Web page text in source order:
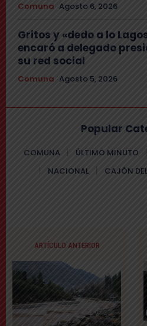
Comuna Agosto 6, 2026
Gritos y «dedo a lo
encaró a delegado
su red social
Comuna Agosto 5, 2026
Popular
COMUNA ÚLTIMO MINUTO
NACIONAL
CAJÓN
ARTÍCULO ANTERIOR